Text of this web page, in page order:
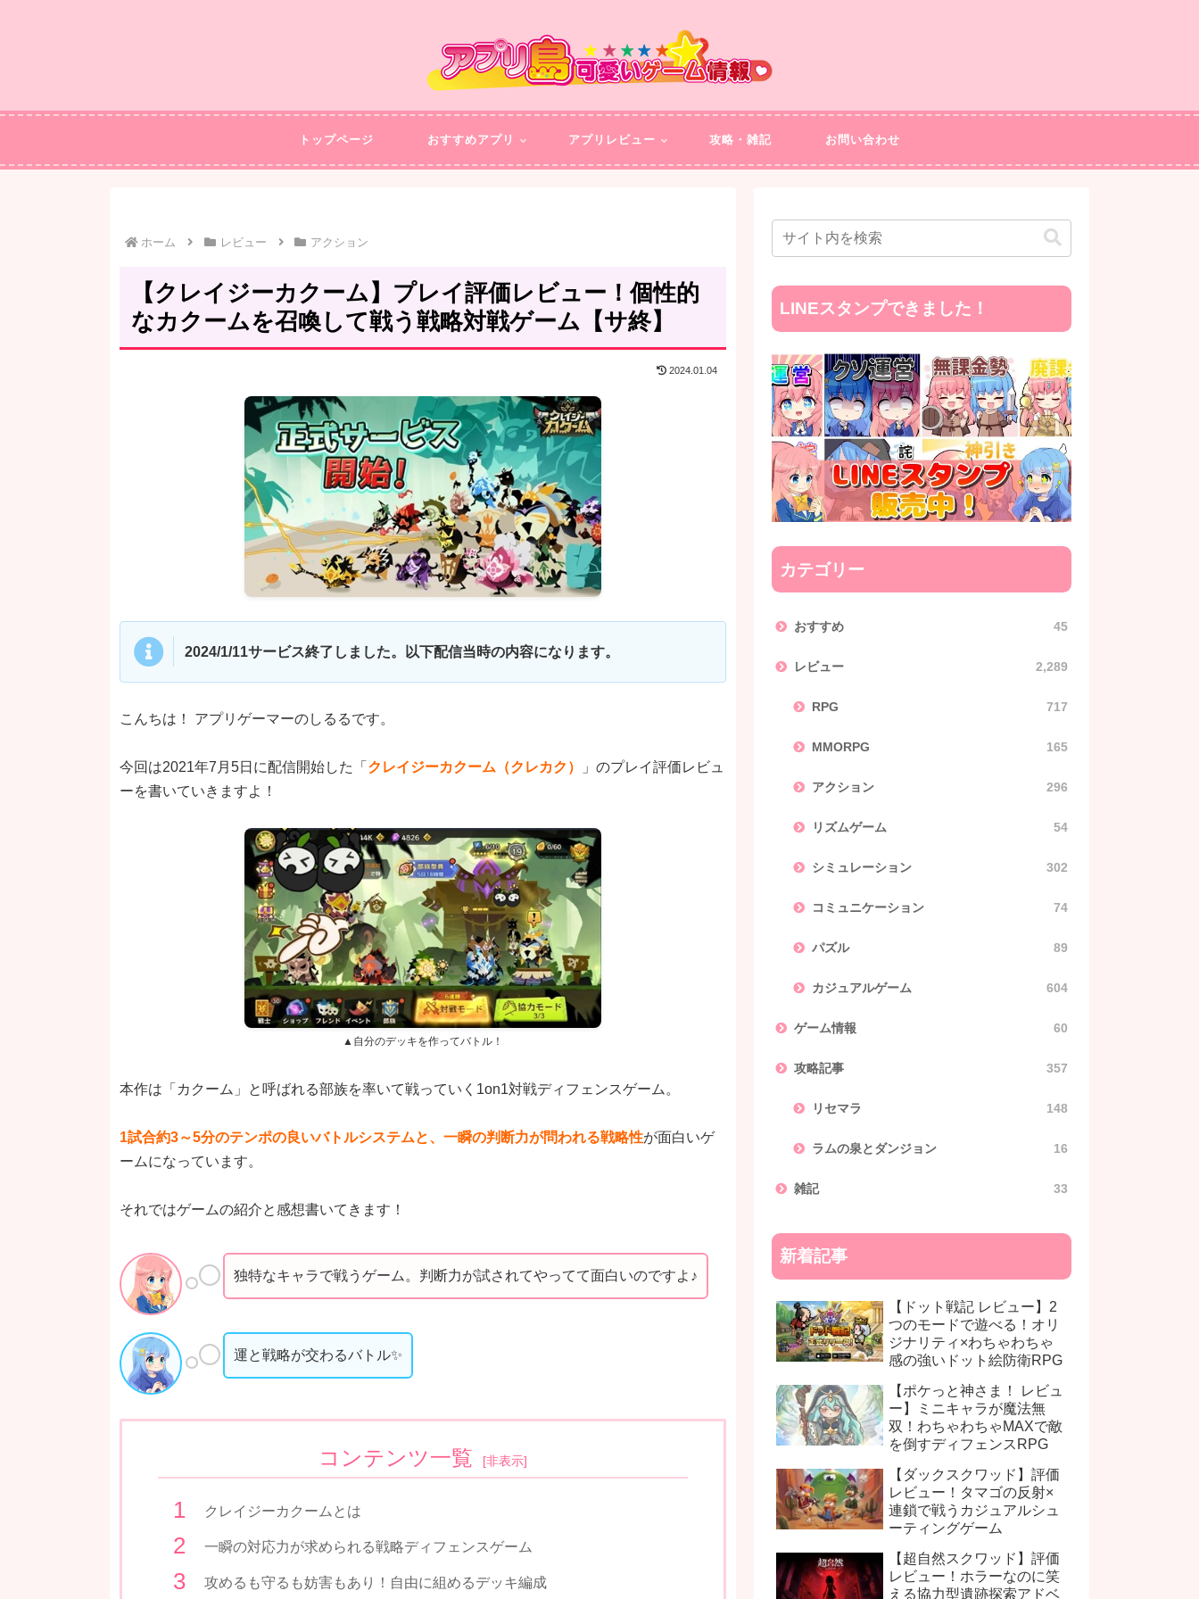
トップページ おすすめアプリ アプリレビュー 攻略・雑記 お問い合わせ
ホーム レビュー アクション
【クレイジーカクーム】プレイ評価レビュー！個性的
なカクームを召喚して戦う戦略対戦ゲーム【サ終】
2024.01.04
2024/1/11サービス終了しました。以下配信当時の内容になります。
こんちは！ アプリゲーマーのしるるです。
今回は2021年7月5日に配信開始した「 クレイジーカクーム（クレカク）
」のプレイ評価レビュ
ーを書いていきますよ！
▲自分のデッキを作ってバトル！
本作は「カクーム」と呼ばれる部族を率いて戦っていく1on1対戦ディフェンスゲーム。
1試合約3～5分のテンポの良いバトルシステムと、一瞬の判断力が問われる戦略性が面白いゲ
ームになっています。
それではゲームの紹介と感想書いてきます！
独特なキャラで戦うゲーム。判断力が試されてやってて面白いのですよ♪
運と戦略が交わるバトル✨
コンテンツ一覧 [非表示]
クレイジーカクームとは
一瞬の対応力が求められる戦略ディフェンスゲーム
攻めるも守るも妨害もあり！自由に組めるデッキ編成
LINEスタンプできました！
カテゴリー
おすすめ 45
レビュー 2,289
RPG 717
MMORPG 165
アクション 296
リズムゲーム 54
シミュレーション 302
コミュニケーション 74
パズル 89
カジュアルゲーム 604
ゲーム情報 60
攻略記事 357
リセマラ 148
ラムの泉とダンジョン 16
雑記 33
新着記事
【ドット戦記 レビュー】2
つのモードで遊べる！オリ
ジナリティ×わちゃわちゃ
感の強いドット絵防衛RPG
【ポケっと神さま！ レビュ
ー】ミニキャラが魔法無
双！わちゃわちゃMAXで敵
を倒すディフェンスRPG
【ダックスクワッド】評価
レビュー！タマゴの反射×
連鎖で戦うカジュアルシュ
ーティングゲーム
【超自然スクワッド】評価
レビュー！ホラーなのに笑
える協力型遺跡探索アドベ